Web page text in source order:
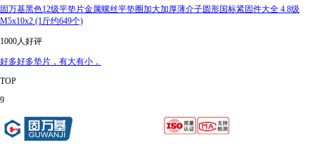
固万基黑色12级平垫片金属螺丝平垫圈加大加厚薄介子圆形国标紧固件大全 4.8级
M5x10x2 (1斤约649个)
1000人好评
好多好多垫片，有大有小，
TOP
9